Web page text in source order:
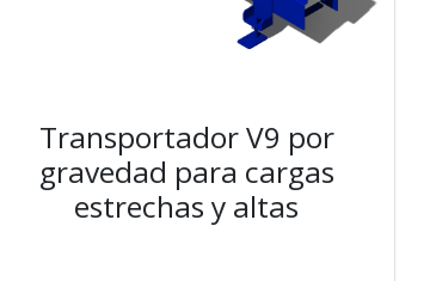
Transportador V9 por
gravedad para cargas
estrechas y altas